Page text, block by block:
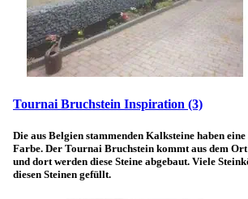
Tournai Bruchstein Inspiration (3)
Die aus Belgien stammenden Kalksteine haben
Farbe. Der Tournai Bruchstein kommt aus dem
und dort werden diese Steine abgebaut. Viele
diesen Steinen gefüllt.